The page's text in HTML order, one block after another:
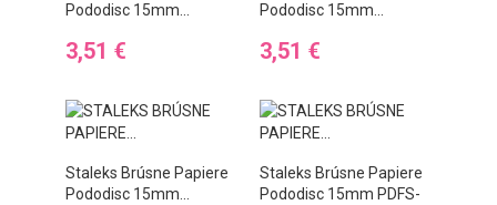
Pododisc 15mm...
Preis
3,51 €
Pododisc 15mm...
Preis
3,51 €
Staleks Brúsne Papiere
Pododisc 15mm...
Staleks Brúsne Papiere
Pododisc 15mm PDFS-